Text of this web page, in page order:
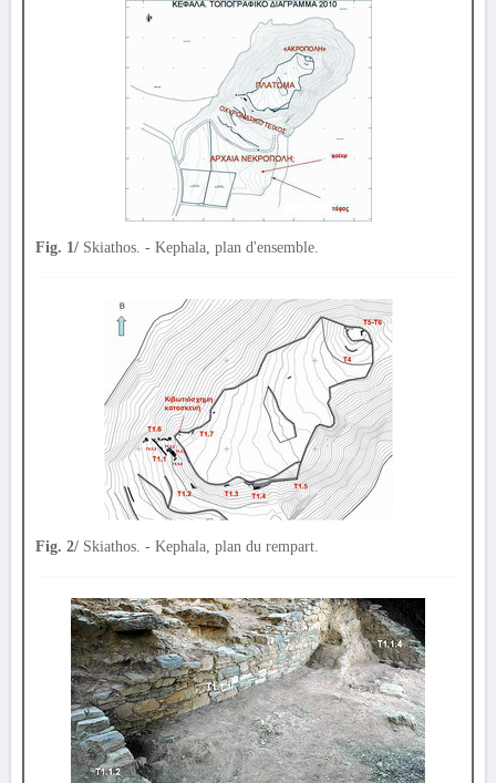
Fig. 1/ Skiathos. - Kephala, plan d'ensemble.
Fig. 2/ Skiathos. - Kephala, plan du rempart.